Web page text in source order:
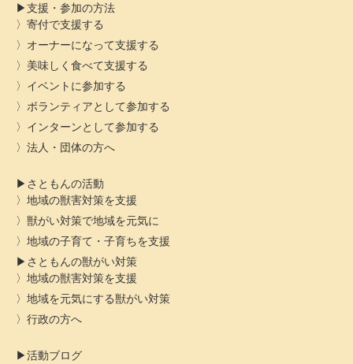
支援・参加の方法
寄付で支援する
オーナーになって支援する
美味しく食べて支援する
イベントに参加する
ボランティアとして参加する
インターンとして参加する
法人・団体の方へ
さともんの活動
地域の獣害対策を支援
獣がい対策で地域を元気に
地域の子育て・子育ちを支援
さともんの獣がい対策
地域の獣害対策を支援
地域を元気にする獣がい対策
行政の方へ
活動ブログ